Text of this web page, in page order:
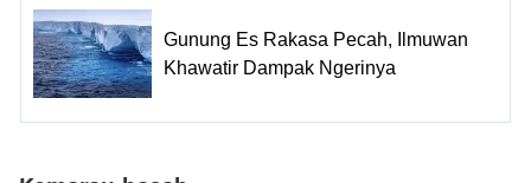
Gunung Es Rakasa Pecah, Ilmuwan
Khawatir Dampak Ngerinya